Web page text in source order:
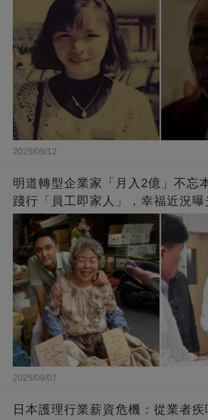
2025/09/12
明道轉型企業家「月入2億」不忘
踐行「員工即家人」，幸福近況
闆的福報
2025/09/07
日本護理行業薪資危機：從業者